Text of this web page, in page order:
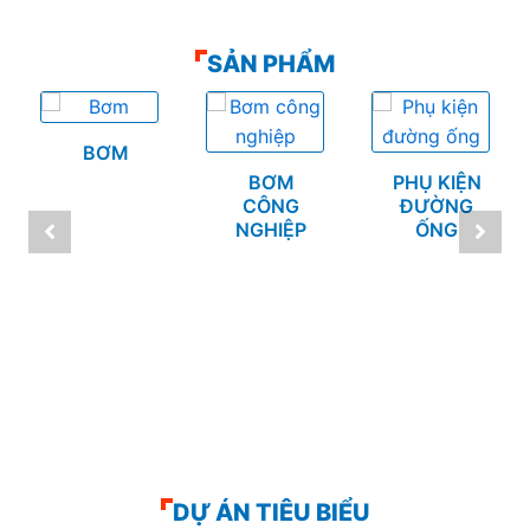
SẢN PHẨM
BƠM
BƠM
CÔNG
NGHIỆP
PHỤ KIỆN
ĐƯỜNG
ỐNG
DỰ ÁN TIÊU BIỂU